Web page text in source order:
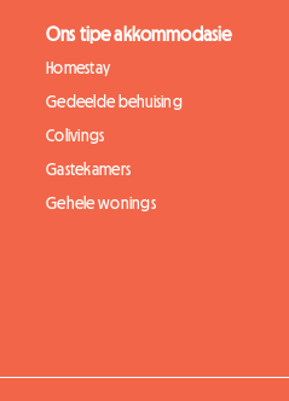
Ons tipe akkommodasie
Homestay
Gedeelde behuising
Colivings
Gastekamers
Gehele wonings